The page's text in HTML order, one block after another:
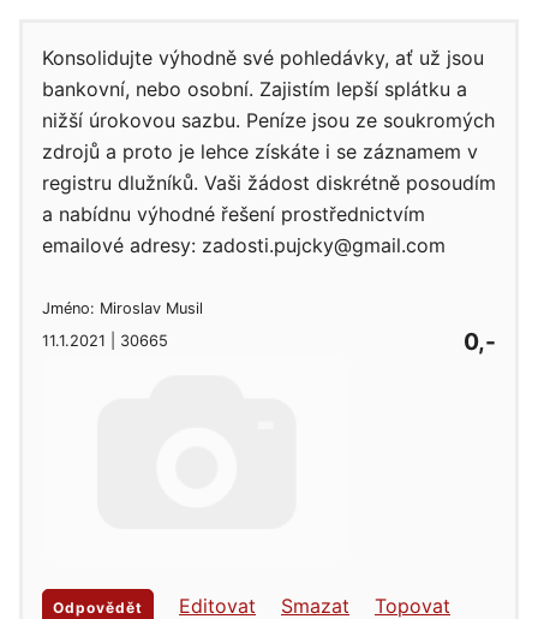
Konsolidujte výhodně své pohledávky, ať už jsou
bankovní, nebo osobní. Zajistím lepší splátku a
nižší úrokovou sazbu. Peníze jsou ze soukromých
zdrojů a proto je lehce získáte i se záznamem v
registru dlužníků. Vaši žádost diskrétně posoudím
a nabídnu výhodné řešení prostřednictvím
emailové adresy: zadosti.pujcky@gmail.com
Jméno: Miroslav Musil
11.1.2021 | 30665
0,-
Odpovědět Editovat Smazat
Topovat